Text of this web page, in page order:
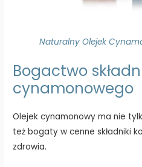
Naturalny Olejek
Bogactwo
cynamonowego
Olejek cynamonowy ma nie
też bogaty w cenne składniki
zdrowia.